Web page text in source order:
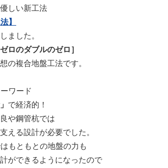
しい新工法
】
ました。
ロのダブルのゼロ］
の複合地盤工法です。
ワード
で経済的！
や鋼管杭では
る設計が必要でした。
もともとの地盤の力も
できるようになったので